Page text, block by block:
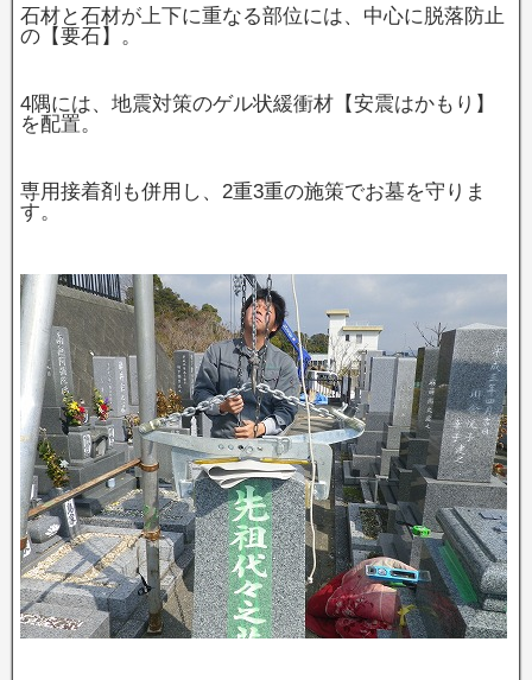
石材と石材が上下に重なる部位には、中心に脱落防止
の【要石】。
4隅には、地震対策のゲル状緩衝材【安震はかもり】
を配置。
専用接着剤も併用し、2重3重の施策でお墓を守りま
す。